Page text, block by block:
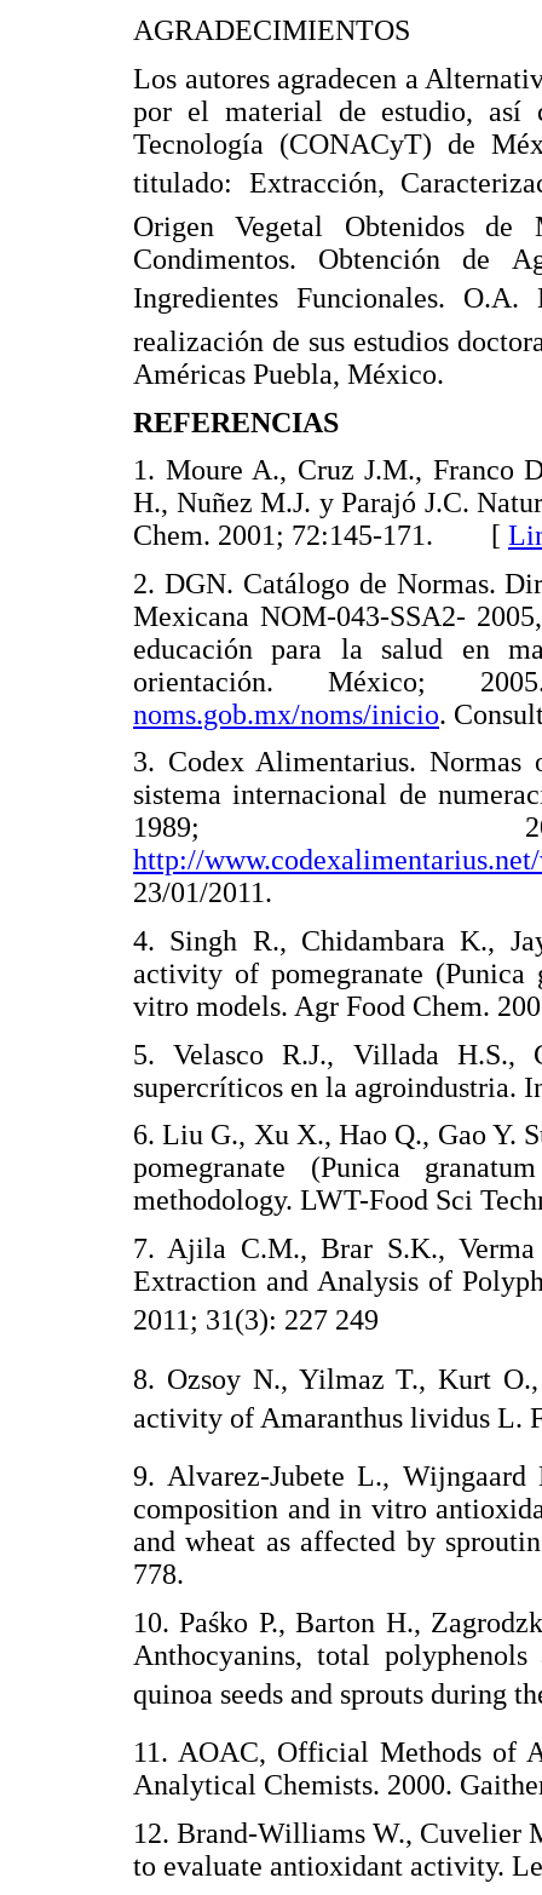
AGRADECIMIENTOS
Los autores agradecen a
por el material de estudio, así
Tecnología (CONACyT) de
titulado: Extracción,
Origen Vegetal Obtenidos de
Condimentos. Obtención de
Ingredientes Funcionales.
realización de sus estudios
Américas Puebla, México.
REFERENCIAS
1. Moure A., Cruz J.M., Franco
H., Nuñez M.J. y Parajó J.C.
Chem. 2001; 72:145-171. [
2. DGN. Catálogo de Normas.
Mexicana NOM-043-SSA2-
educación para la salud en
orientación. México;
noms.gob.mx/noms/inicio.
3. Codex Alimentarius. Normas
sistema internacional de
1989;
http://
23/01/2011.
4. Singh R., Chidambara K.,
activity of pomegranate (Punica
vitro models. Agr Food Chem.
5. Velasco R.J., Villada H.S.,
supercríticos en la agroindustria.
6. Liu G., Xu X., Hao Q., Gao Y.
pomegranate (Punica
methodology. LWT-Food Sci
7. Ajila C.M., Brar S.K.,
Extraction and Analysis of
2011; 31(3): 227 249
8. Ozsoy N., Yilmaz T., Kurt
activity of Amaranthus lividus L.
9. Alvarez-Jubete L.,
composition and in vitro
and wheat as affected by
778.
10. Paśko P., Barton H.,
Anthocyanins, total
quinoa seeds and sprouts during
11. AOAC, Official Methods of
Analytical Chemists. 2000.
12. Brand-Williams W., Cuvelier
to evaluate antioxidant activity.